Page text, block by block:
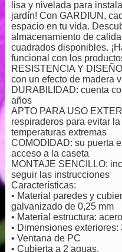
lisa y nivelada para
jardín! Con GARDIUN,
espacio en tu vida.
almacenamiento de
cuadrados disponibles.
funcional con los
RESISTENCIA Y
con un efecto de madera
DURABILIDAD: cuenta
años
APTO PARA USO
respiraderos para evitar
temperaturas extremas
COMODIDAD: su puerta
acceso a la caseta
MONTAJE SENCILLO:
seguir las instrucciones
Características:
• Material paredes y
galvanizado de 0,25 mm
• Material estructura:
• Dimensiones
• Ventana de PC
• Cubierta a 2 aguas.